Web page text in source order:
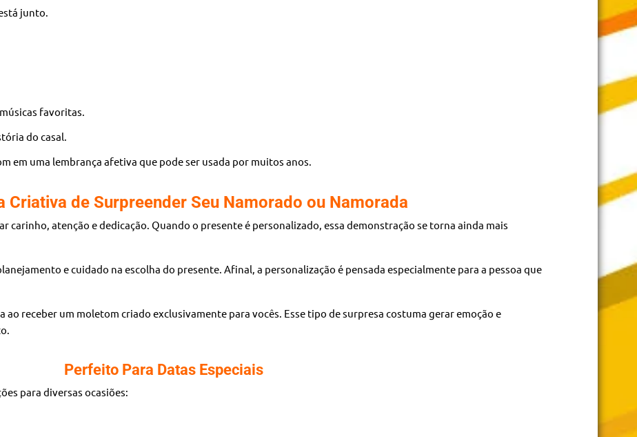
junto.
favoritas.
do casal.
em uma lembrança afetiva que pode ser usada por muitos anos.
Criativa de Surpreender Seu Namorado ou Namorada
carinho, atenção e dedicação. Quando o presente é personalizado, essa demonstração se torna ainda mais
e cuidado na escolha do presente. Afinal, a personalização é pensada especialmente para a pessoa que
ao receber um moletom criado exclusivamente para vocês. Esse tipo de surpresa costuma gerar emoção e
Perfeito Para Datas Especiais
para diversas ocasiões: